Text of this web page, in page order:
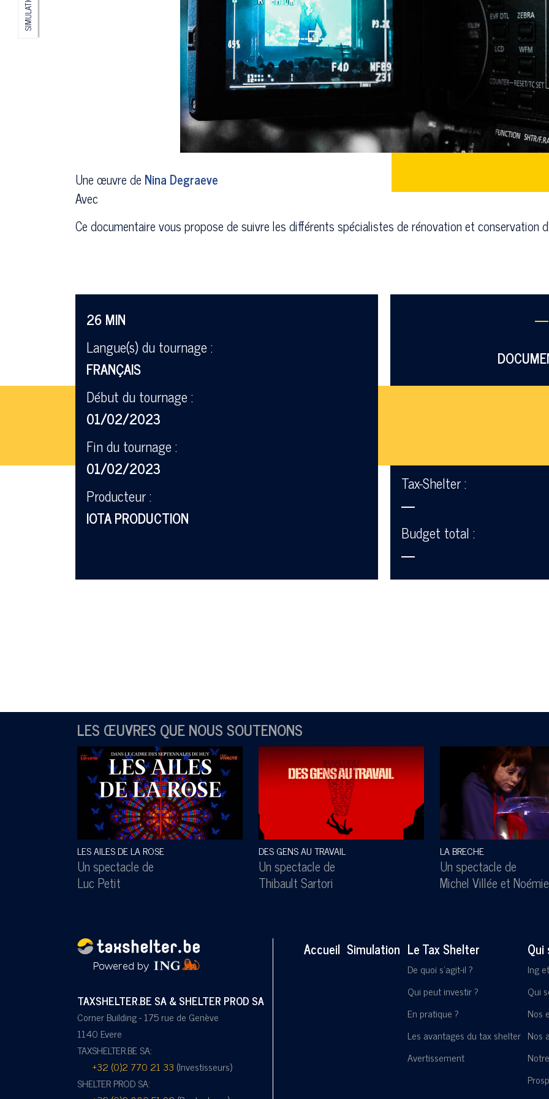
Une œuvre de Nina Degraeve
Avec
Ce documentaire vous propose de suivre les différents spécialistes de rénovation et conservation
26 MIN
Langue(s) du tournage :
FRANÇAIS
Début du tournage :
01/02/2023
Fin du tournage :
01/02/2023
Producteur :
IOTA PRODUCTION
—
Tax-Shelter :
—
Budget total :
—
SIMULATION
LES ŒUVRES QUE NOUS SOUTENONS
LES AILES DE LA ROSE
Un spectacle de
Luc Petit
DES GENS AU TRAVAIL
Un spectacle de
Thibault Sartori
LA BRECHE
Un spectacle de
Michel Villéeet
TAXSHELTER.BE SA & SHELTER PROD SA
Corner Building - 175 rue de Genève
1140 Evere
TAXSHELTER.BE SA:
+32 (0)2 770 21 33 (Investisseurs)
SHELTER PROD SA:
Accueil Simulation Le Tax Shelter
De quoi s'agit-il ?
Qui peut investir ?
En pratique ?
Les avantages du tax shelter
Avertissement
Qui
Ing
Qui
Nos
Nos